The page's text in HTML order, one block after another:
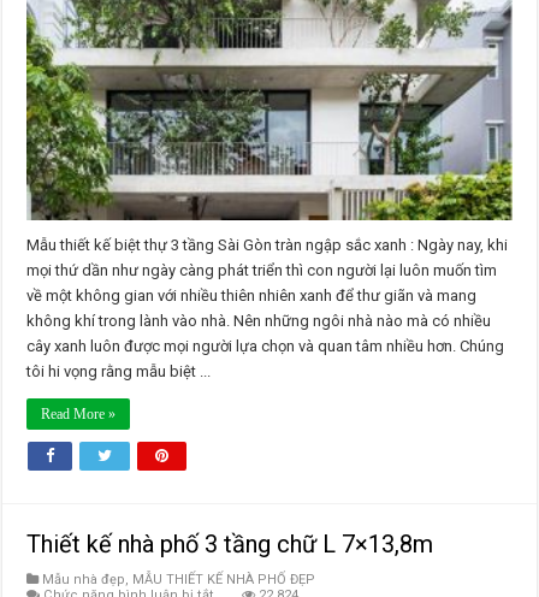
Sài
Gòn
tràn
ngập
sắc
xanh
Mẫu thiết kế biệt thự 3 tầng Sài Gòn tràn ngập sắc xanh : Ngày nay, khi
mọi thứ dần như ngày càng phát triển thì con người lại luôn muốn tìm
về một không gian với nhiều thiên nhiên xanh để thư giãn và mang
không khí trong lành vào nhà. Nên những ngôi nhà nào mà có nhiều
cây xanh luôn được mọi người lựa chọn và quan tâm nhiều hơn. Chúng
tôi hi vọng rằng mẫu biệt ...
Read More »
Thiết kế nhà phố 3 tầng chữ L 7×13,8m
Mẫu nhà đẹp, MẪU THIẾT KẾ NHÀ PHỐ ĐẸP